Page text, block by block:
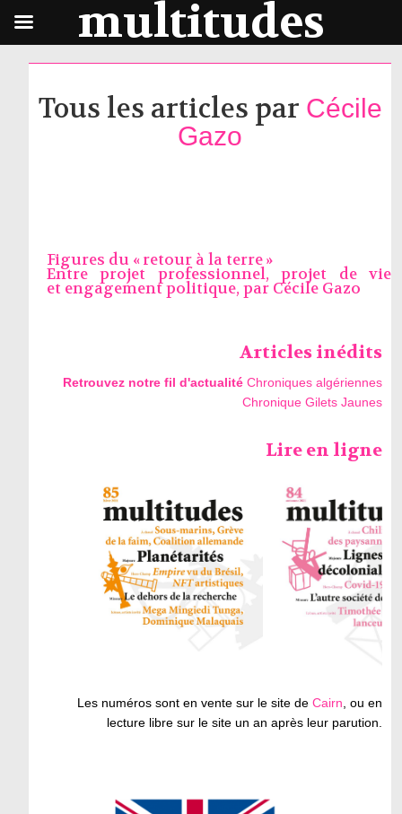
Tous les articles par Cécile
Gazo
Figures du « retour à la terre »
Entre projet professionnel, projet de vie
et engagement politique, par Cécile Gazo
Articles inédits
Retrouvez notre fil d'actualité Chroniques algériennes
Chronique Gilets Jaunes
Lire en ligne
Les numéros sont en vente sur le site deCairn, ou en
lecture libre sur le site un an après leur parution.
multitudes